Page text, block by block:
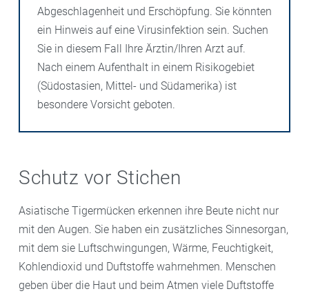
Abgeschlagenheit und Erschöpfung. Sie könnten
ein Hinweis auf eine Virusinfektion sein. Suchen
Sie in diesem Fall Ihre Ärztin/Ihren Arzt auf.
Nach einem Aufenthalt in einem Risikogebiet
(Südostasien, Mittel- und Südamerika) ist
besondere Vorsicht geboten.
Schutz vor Stichen
Asiatische Tigermücken erkennen ihre Beute nicht nur
mit den Augen. Sie haben ein zusätzliches Sinnesorgan,
mit dem sie Luftschwingungen, Wärme, Feuchtigkeit,
Kohlendioxid und Duftstoffe wahrnehmen. Menschen
geben über die Haut und beim Atmen viele Duftstoffe